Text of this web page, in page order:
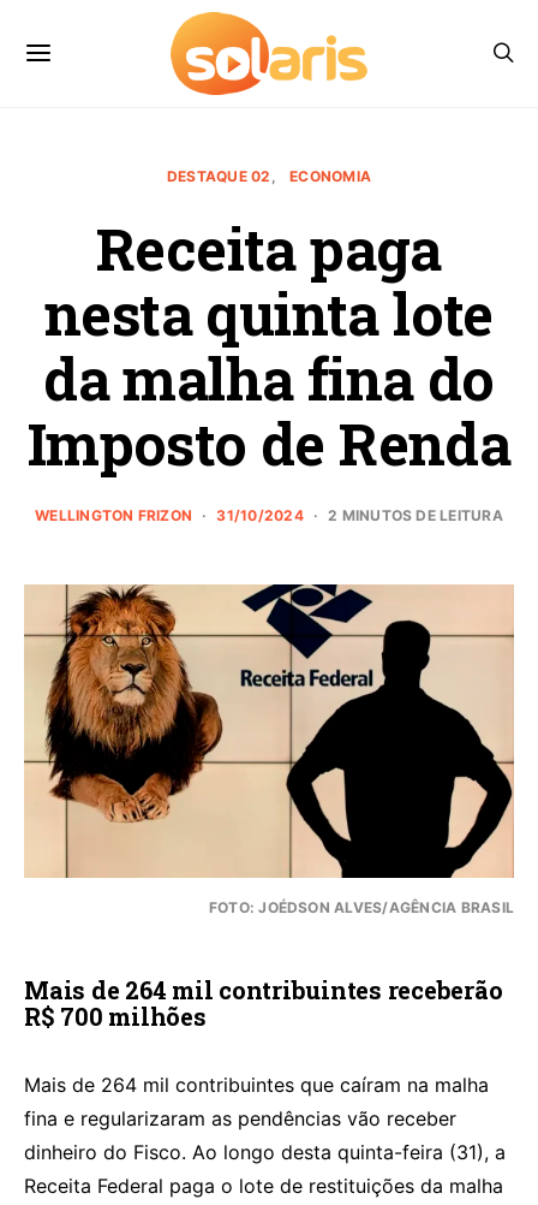
DESTAQUE 02 ECONOMIA
Receita paga
nesta quinta lote
da malha fina do
Imposto de Renda
WELLINGTON FRIZON 31/10/2024 2 MINUTOS DE LEITURA
FOTO: JOÉDSON ALVES/AGÊNCIA BRASIL
Mais de 264 mil contribuintes receberão
R$ 700 milhões
Mais de 264 mil contribuintes que caíram na malha
fina e regularizaram as pendências vão receber
dinheiro do Fisco. Ao longo desta quinta-feira (31), a
Receita Federal paga o lote de restituições da malha